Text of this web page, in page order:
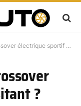
électrique sportif hésitant ?
?